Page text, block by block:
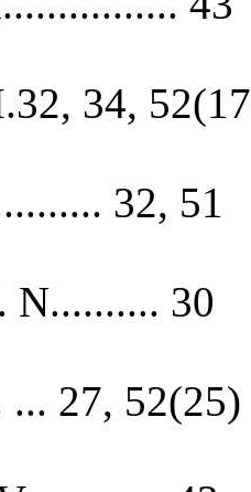
34,
32, 51
N.......... 30
... 27, 52(25)